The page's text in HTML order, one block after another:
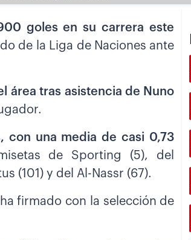
goles en su carrera este
de la Liga de Naciones ante
área tras asistencia de Nuno
con una media de casi 0,73
de Sporting (5), del
(101) y del Al-Nassr (67).
firmado con la selección de